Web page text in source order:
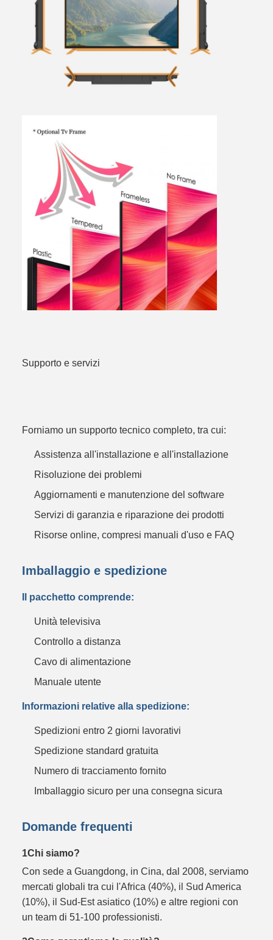
Supporto e servizi
Forniamo un supporto tecnico completo, tra cui:
Assistenza all'installazione e all'installazione
Risoluzione dei problemi
Aggiornamenti e manutenzione del software
Servizi di garanzia e riparazione dei prodotti
Risorse online, compresi manuali d'uso e FAQ
Imballaggio e spedizione
Il pacchetto comprende:
Unità televisiva
Controllo a distanza
Cavo di alimentazione
Manuale utente
Informazioni relative alla spedizione:
Spedizioni entro 2 giorni lavorativi
Spedizione standard gratuita
Numero di tracciamento fornito
Imballaggio sicuro per una consegna sicura
Domande frequenti
1Chi siamo?
Con sede a Guangdong, in Cina, dal 2008, serviamo
mercati globali tra cui l'Africa (40%), il Sud America
(10%), il Sud-Est asiatico (10%) e altre regioni con
un team di 51-100 professionisti.